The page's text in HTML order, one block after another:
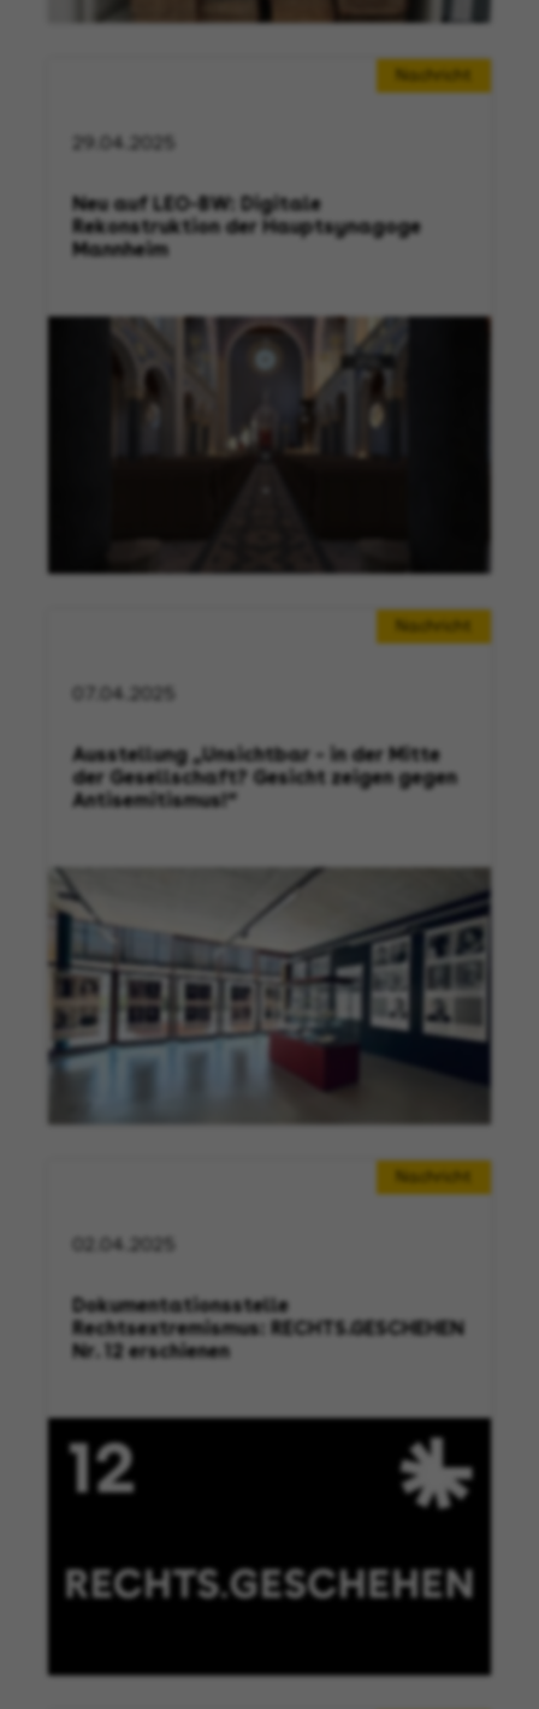
Nachricht
29.04.2025
Neu auf LEO-BW: Digitale
Rekonstruktion der Hauptsynagoge
Mannheim
Nachricht
07.04.2025
Ausstellung „Unsichtbar – in der Mitte
der Gesellschaft? Gesicht zeigen gegen
Antisemitismus!“
Nachricht
02.04.2025
Dokumentationsstelle
Rechtsextremismus: RECHTS.GESCHEHEN
Nr. 12 erschienen